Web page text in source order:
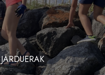
JARDUERAK